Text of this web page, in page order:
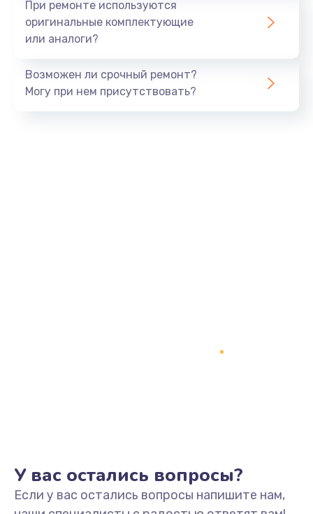
При ремонте используются
оригинальные комплектующие
или аналоги?
Возможен ли срочный ремонт?
Могу при нем присутствовать?
У вас остались вопросы?
Если у вас остались вопросы напишите нам,